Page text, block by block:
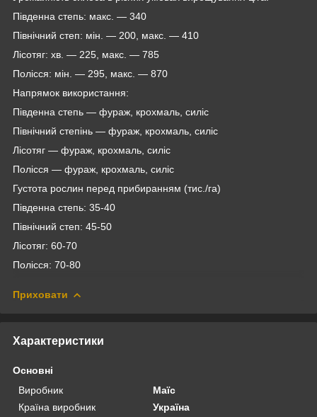
Південна степь: макс. ― 340
Північний степ: мін. ― 200, макс. ― 410
Лісотяг: хв. ― 225, макс. ― 785
Полісся: мін. ― 295, макс. ― 870
Напрямок використання:
Південна степь — фураж, крохмаль, силіс
Північний степінь — фураж, крохмаль, силіс
Лісотяг — фураж, крохмаль, силіс
Полісся — фураж, крохмаль, силіс
Густота рослин перед прибиранням (тис./га)
Південна степь: 35-40
Північний степ: 45-50
Лісотяг: 60-70
Полісся: 70-80
Приховати
Характеристики
Основні
Виробник
Маїс
Країна виробник
Україна